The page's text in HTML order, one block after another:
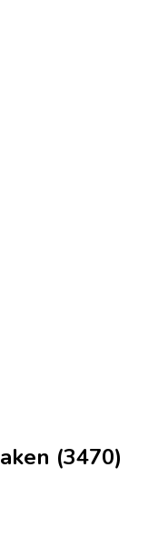
(3470)